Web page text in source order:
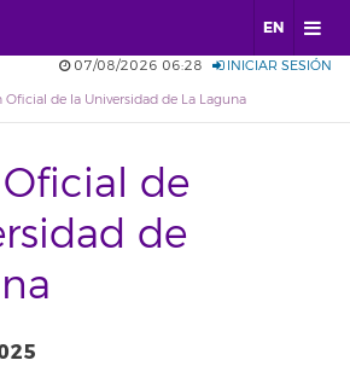
EN
07/08/2026 06:28 INICIAR SESIÓN
Oficial de la Universidad de La Laguna
de
de